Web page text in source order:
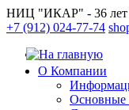
НИЦ "ИКАР" - 36 лет
+7 (912) 024-77-74
О Компании
Основные